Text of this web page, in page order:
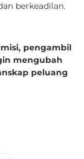
berkeadilan.
pengambil
mengubah
peluang